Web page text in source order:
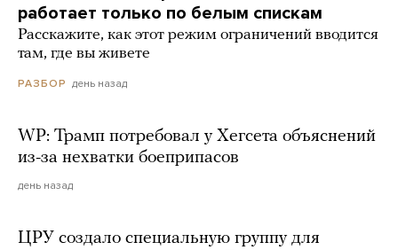
работает только по белым спискам
Расскажите, как этот режим ограничений вводится
там, где вы живете
РАЗБОР день назад
WP: Трамп потребовал у Хегсета объяснений
из-за нехватки боеприпасов
день назад
ЦРУ создало специальную группу для